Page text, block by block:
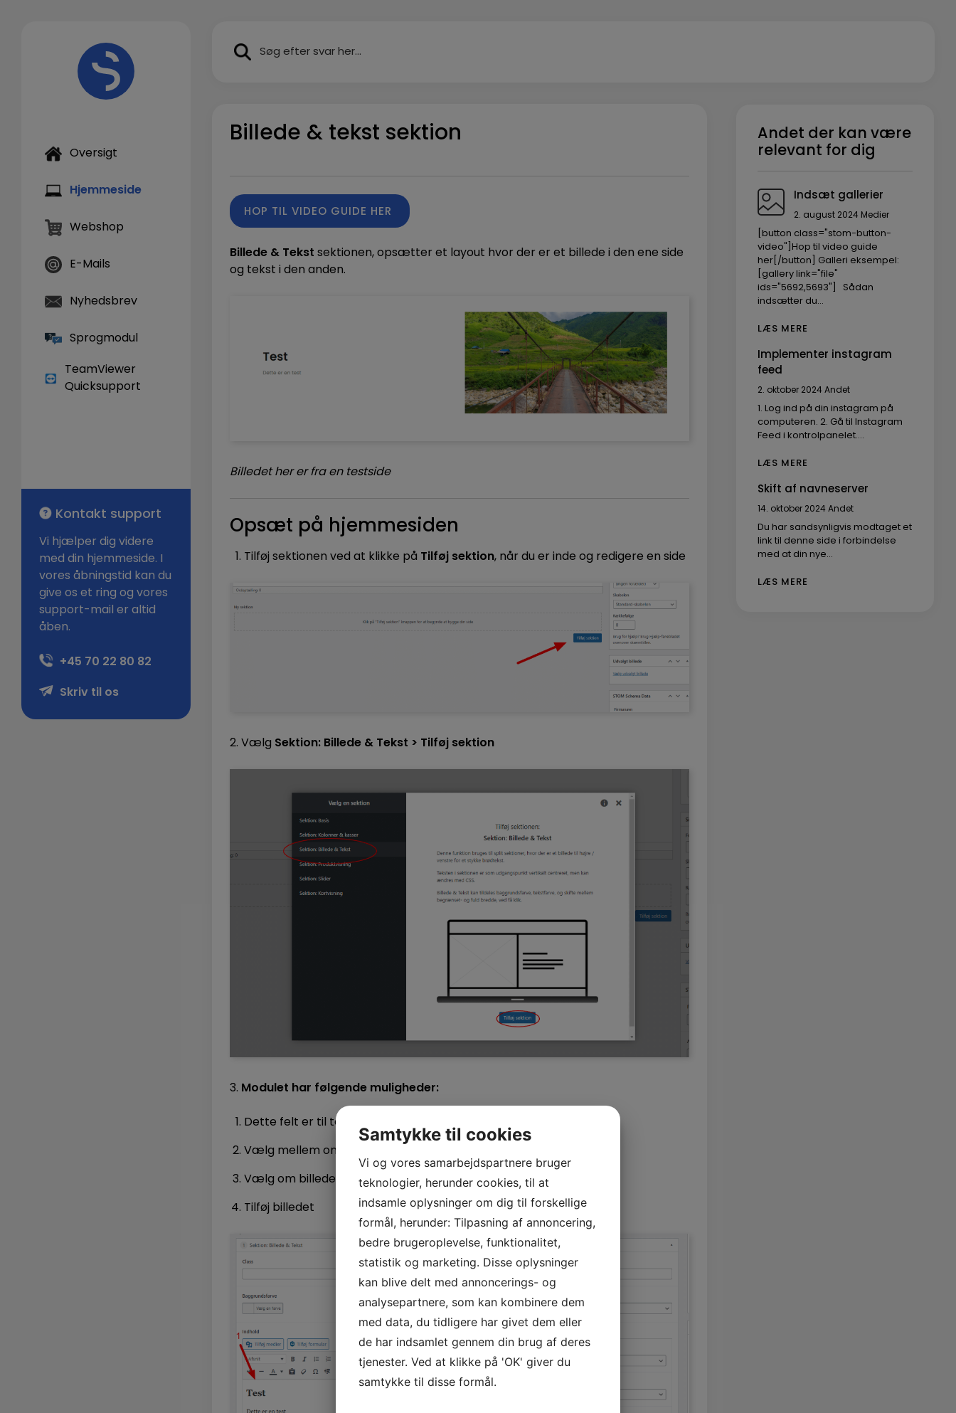
Oversigt
Hjemmeside
Webshop
E-Mails
Nyhedsbrev
Sprogmodul
TeamViewer
Quicksupport
Kontakt support
Vi hjælper dig videre
med din hjemmeside. I
vores åbningstid kan du
give os et ring og vores
support-mail er altid
åben.
+45 70 22 80 82
Skriv til os
Billede & tekst sektion
HOP TIL VIDEO GUIDE HER
Billede & Tekst sektionen, opsætter et layout hvor der er et billede i den ene side
og tekst i den anden.
Billedet her er fra en testside
Opsæt på hjemmesiden
Tilføj sektionen ved at klikke på Tilføj sektion, når du er inde og redigere en side
2. Vælg Sektion: Billede & Tekst > Tilføj sektion
3. Modulet har følgende muligheder:
Dette felt er til teksten
Vælg mellem om billedet skal være i højre eller venstre side
Vælg om billedet skal gå helt til kant (se eksempel længere nede)
Tilføj billedet
Andet der kan være
relevant for dig
Indsæt gallerier
2. august 2024 Medier
[button class="stom-button-
video"]Hop til video guide
her[/button] Galleri eksempel:
[gallery link="file"
ids="5692,5693"] Sådan
indsætter du…
LÆS MERE
Implementer instagram
feed
2. oktober 2024 Andet
1. Log ind på din instagram på
computeren. 2. Gå til Instagram
Feed i kontrolpanelet.…
LÆS MERE
Skift af navneserver
14. oktober 2024 Andet
Du har sandsynligvis modtaget et
link til denne side i forbindelse
med at din nye…
LÆS MERE
Samtykke til cookies
Vi og vores samarbejdspartnere bruger
teknologier, herunder cookies, til at
indsamle oplysninger om dig til forskellige
formål, herunder: Tilpasning af annoncering,
bedre brugeroplevelse, funktionalitet,
statistik og marketing. Disse oplysninger
kan blive delt med annoncerings- og
analysepartnere, som kan kombinere dem
med data, du tidligere har givet dem eller
de har indsamlet gennem din brug af deres
tjenester. Ved at klikke på 'OK' giver du
samtykke til disse formål.